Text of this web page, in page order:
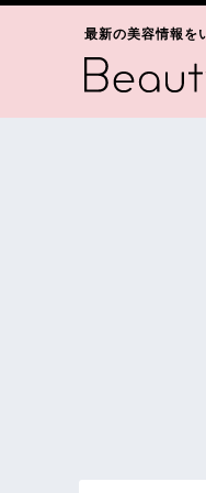
最新の美容情報を